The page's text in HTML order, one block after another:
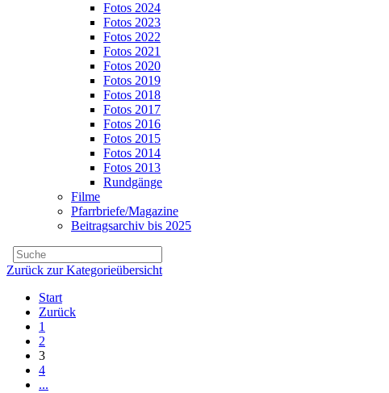
Fotos 2024
Fotos 2023
Fotos 2022
Fotos 2021
Fotos 2020
Fotos 2019
Fotos 2018
Fotos 2017
Fotos 2016
Fotos 2015
Fotos 2014
Fotos 2013
Rundgänge
Filme
Pfarrbriefe/Magazine
Beitragsarchiv bis 2025
Zurück zur Kategorieübersicht
Start
Zurück
1
2
3
4
...